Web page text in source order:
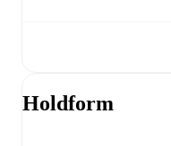
Holdform